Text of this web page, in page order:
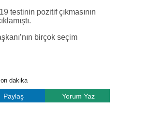
testinin pozitif çıkmasının
birçok seçim
dakika
Paylaş Yorum Yaz